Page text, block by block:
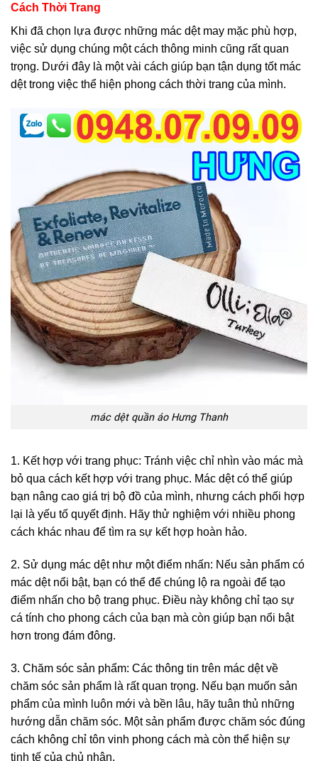
Cách Thời Trang
Khi đã chọn lựa được những mác dệt may mặc phù hợp,
việc sử dụng chúng một cách thông minh cũng rất quan
trọng. Dưới đây là một vài cách giúp bạn tận dụng tốt mác
dệt trong việc thể hiện phong cách thời trang của mình.
mác dệt quần áo Hưng Thanh
1. Kết hợp với trang phục: Tránh việc chỉ nhìn vào mác mà
bỏ qua cách kết hợp với trang phục. Mác dệt có thể giúp
bạn nâng cao giá trị bộ đồ của mình, nhưng cách phối hợp
lại là yếu tố quyết định. Hãy thử nghiệm với nhiều phong
cách khác nhau để tìm ra sự kết hợp hoàn hảo.
2. Sử dụng mác dệt như một điểm nhấn: Nếu sản phẩm có
mác dệt nổi bật, bạn có thể để chúng lộ ra ngoài để tạo
điểm nhấn cho bộ trang phục. Điều này không chỉ tạo sự
cá tính cho phong cách của bạn mà còn giúp bạn nổi bật
hơn trong đám đông.
3. Chăm sóc sản phẩm: Các thông tin trên mác dệt về
chăm sóc sản phẩm là rất quan trọng. Nếu bạn muốn sản
phẩm của mình luôn mới và bền lâu, hãy tuân thủ những
hướng dẫn chăm sóc. Một sản phẩm được chăm sóc đúng
cách không chỉ tôn vinh phong cách mà còn thể hiện sự
tinh tế của chủ nhân.